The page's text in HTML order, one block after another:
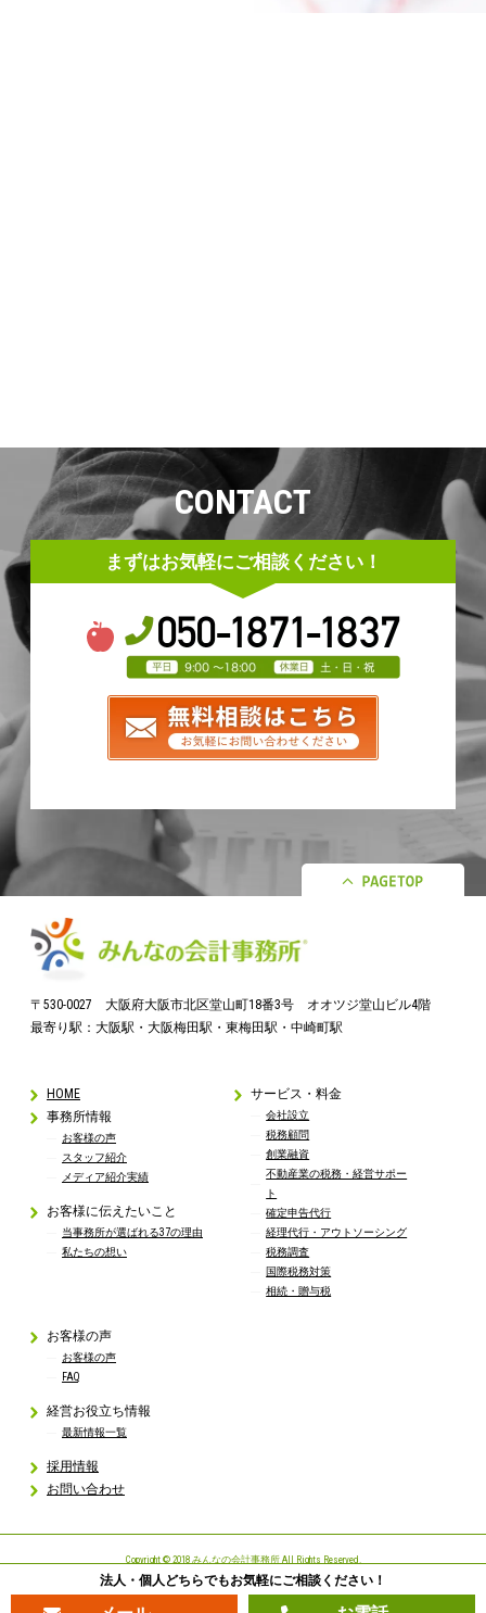
CONTACT
まずはお気軽にご相談ください！
〒530-0027 大阪府大阪市北区堂山町18番3号 オオツジ堂山ビル4階
最寄り駅：大阪駅・大阪梅田駅・東梅田駅・中崎町駅
HOME
事務所情報
お客様の声
スタッフ紹介
メディア紹介実績
お客様に伝えたいこと
当事務所が選ばれる37の理由
私たちの想い
サービス・料金
会社設立
税務顧問
創業融資
不動産業の税務・経営サポー
ト
確定申告代行
経理代行・アウトソーシング
税務調査
国際税務対策
相続・贈与税
お客様の声
お客様の声
FAQ
経営お役立ち情報
最新情報一覧
採用情報
お問い合わせ
Copyright © 2018 みんなの会計事務所 All Rights Reserved.
法人・個人どちらでもお気軽にご相談ください！